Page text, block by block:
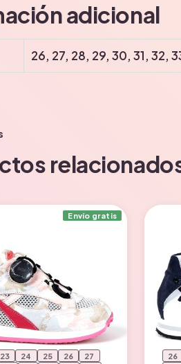
adicional
26, 27, 28, 29, 30, 31, 32,
Envío gratis
23 24 25 26
27
26